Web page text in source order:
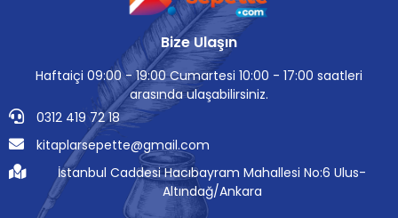
Bize Ulaşın
Haftaiçi 09:00 - 19:00 Cumartesi 10:00 - 17:00 saatleri
arasında ulaşabilirsiniz.
0312 419 72 18
kitaplarsepette@gmail.com
İstanbul Caddesi Hacıbayram Mahallesi No:6 Ulus-
Altındağ/Ankara